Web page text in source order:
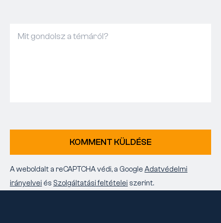
KOMMENT KÜLDÉSE
A weboldalt a reCAPTCHA védi, a Google Adatvédelmi
irányelvei és Szolgáltatási feltételei szerint.